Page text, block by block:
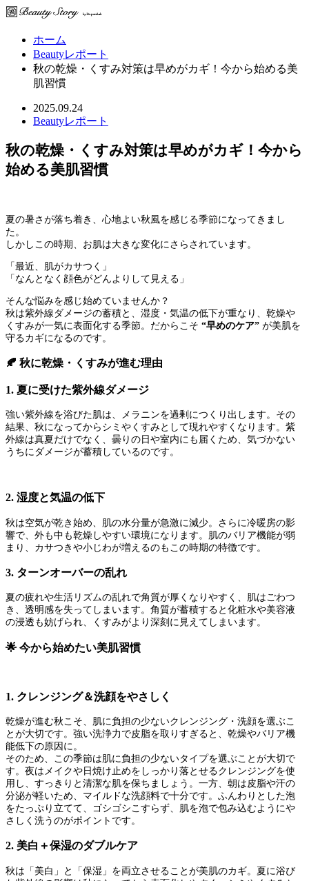
ホーム
Beautyレポート
秋の乾燥・くすみ対策は早めがカギ！今から始める美
肌習慣
2025.09.24
Beautyレポート
秋の乾燥・くすみ対策は早めがカギ！今から
始める美肌習慣
夏の暑さが落ち着き、心地よい秋風を感じる季節になってきまし
た。
しかしこの時期、お肌は大きな変化にさらされています。
「最近、肌がカサつく」
「なんとなく顔色がどんよりして見える」
そんな悩みを感じ始めていませんか？
秋は紫外線ダメージの蓄積と、湿度・気温の低下が重なり、乾燥や
くすみが一気に表面化する季節。だからこそ “早めのケア” が美肌を
守るカギになるのです。
🍂 秋に乾燥・くすみが進む理由
1. 夏に受けた紫外線ダメージ
強い紫外線を浴びた肌は、メラニンを過剰につくり出します。その
結果、秋になってからシミやくすみとして現れやすくなります。紫
外線は真夏だけでなく、曇りの日や室内にも届くため、気づかない
うちにダメージが蓄積しているのです。
2. 湿度と気温の低下
秋は空気が乾き始め、肌の水分量が急激に減少。さらに冷暖房の影
響で、外も中も乾燥しやすい環境になります。肌のバリア機能が弱
まり、カサつきや小じわが増えるのもこの時期の特徴です。
3. ターンオーバーの乱れ
夏の疲れや生活リズムの乱れで角質が厚くなりやすく、肌はごわつ
き、透明感を失ってしまいます。角質が蓄積すると化粧水や美容液
の浸透も妨げられ、くすみがより深刻に見えてしまいます。
🌟 今から始めたい美肌習慣
1. クレンジング＆洗顔をやさしく
乾燥が進む秋こそ、肌に負担の少ないクレンジング・洗顔を選ぶこ
とが大切です。強い洗浄力で皮脂を取りすぎると、乾燥やバリア機
能低下の原因に。
そのため、この季節は肌に負担の少ないタイプを選ぶことが大切で
す。夜はメイクや日焼け止めをしっかり落とせるクレンジングを使
用し、すっきりと清潔な肌を保ちましょう。一方、朝は皮脂や汗の
分泌が軽いため、マイルドな洗顔料で十分です。ふんわりとした泡
をたっぷり立てて、ゴシゴシこすらず、肌を泡で包み込むようにや
さしく洗うのがポイントです。
2. 美白＋保湿のダブルケア
秋は「美白」と「保湿」を両立させることが美肌のカギ。夏に浴び